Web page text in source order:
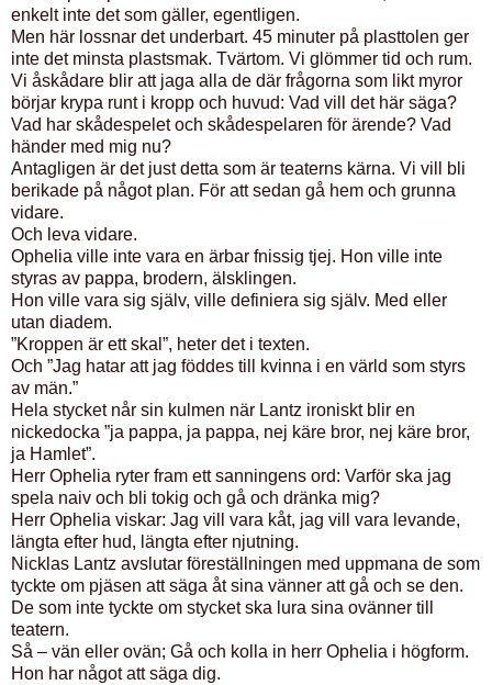
enkelt inte det som gäller, egentligen.
Men här lossnar det underbart. 45 minuter på plasttolen ger
inte det minsta plastsmak. Tvärtom. Vi glömmer tid och rum.
Vi åskådare blir att jaga alla de där frågorna som likt myror
börjar krypa runt i kropp och huvud: Vad vill det här säga?
Vad har skådespelet och skådespelaren för ärende? Vad
händer med mig nu?
Antagligen är det just detta som är teaterns kärna. Vi vill bli
berikade på något plan. För att sedan gå hem och grunna
vidare.
Och leva vidare.
Ophelia ville inte vara en ärbar fnissig tjej. Hon ville inte
styras av pappa, brodern, älsklingen.
Hon ville vara sig själv, ville definiera sig själv. Med eller
utan diadem.
”Kroppen är ett skal”, heter det i texten.
Och ”Jag hatar att jag föddes till kvinna i en värld som styrs
av män.”
Hela stycket når sin kulmen när Lantz ironiskt blir en
nickedocka ”ja pappa, ja pappa, nej käre bror, nej käre bror,
ja Hamlet”.
Herr Ophelia ryter fram ett sanningens ord: Varför ska jag
spela naiv och bli tokig och gå och dränka mig?
Herr Ophelia viskar: Jag vill vara kåt, jag vill vara levande,
längta efter hud, längta efter njutning.
Nicklas Lantz avslutar föreställningen med uppmana de som
tyckte om pjäsen att säga åt sina vänner att gå och se den.
De som inte tyckte om stycket ska lura sina ovänner till
teatern.
Så – vän eller ovän; Gå och kolla in herr Ophelia i högform.
Hon har något att säga dig.